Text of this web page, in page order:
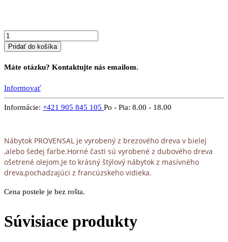
Pridať do košíka
Máte otázku? Kontaktujte nás emailom.
Informovať
Informácie: +421 905 845 105 Po - Pia: 8.00 - 18.00
Nábytok PROVENSAL je vyrobený z brezového dreva v bielej
,alebo šedej farbe.Horné časti sú vyrobené z dubového dreva
ošetrené olejom.Je to krásný štýlový nábytok z masívného
dreva,pochadzajúci z francúzskeho vidieka.
Cena postele je bez rošta.
Súvisiace produkty